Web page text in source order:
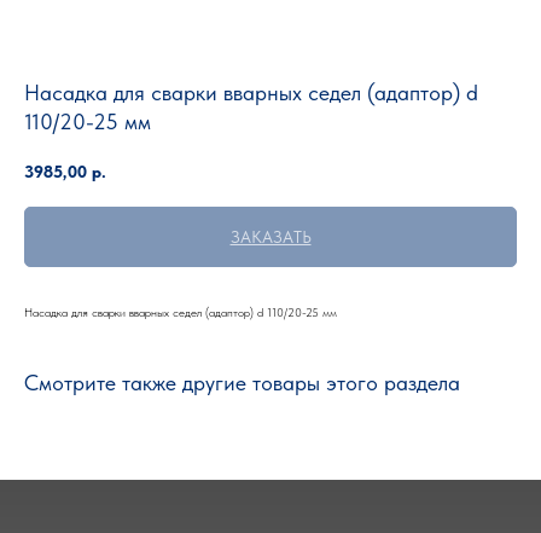
Насадка для сварки вварных седел (адаптор) d
110/20-25 мм
3985,00 р.
ЗАКАЗАТЬ
Насадка для сварки вварных седел (адаптор) d 110/20-25 мм
Смотрите также другие товары этого раздела